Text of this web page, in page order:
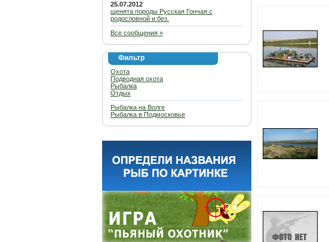
25.07.2012
щенята породы Русская Гончая с
родословной и без.
Все сообщения »
Фильтр
Охота
Подводная охота
Рыбалка
Отдых
Рыбалка на Волге
Рыбалка в Подмосковье